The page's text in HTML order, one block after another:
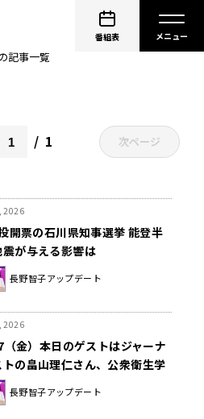
番組表
記事一覧
1 次ページ
2026
開票の石川県知事選挙 能登半
震が与える影響は
長野智子アップデート
2026
（金）本日のゲストはジャーナ
トの畠山理仁さん、公衆衛生学
英恵さんでした！！
長野智子アップデート